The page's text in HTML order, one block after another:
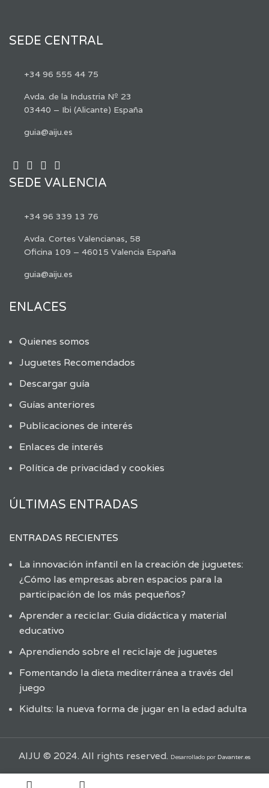
SEDE CENTRAL
+34 96 555 44 75
Avda. de la Industria Nº 23
03440 – Ibi (Alicante) España
guia@aiju.es
SEDE VALENCIA
+34 96 339 13 76
Avda. Cortes Valencianas, 58
Oficina 109 – 46015 Valencia España
guia@aiju.es
ENLACES
Quienes somos
Juguetes Recomendados
Descargar guía
Guías anteriores
Publicaciones de interés
Enlaces de interés
Política de privacidad y cookies
ÚLTIMAS ENTRADAS
ENTRADAS RECIENTES
La innovación infantil en la creación de juguetes:
¿Cómo las empresas abren espacios para la
participación de los más pequeños?
Aprender a reciclar: Guía didáctica y material
educativo
Aprendiendo sobre el reciclaje de juguetes
Fomentando la dieta mediterránea a través del
juego
Kidults: la nueva forma de jugar en la edad adulta
AIJU © 2024. All rights reserved. Desarrollado por Davanter.es